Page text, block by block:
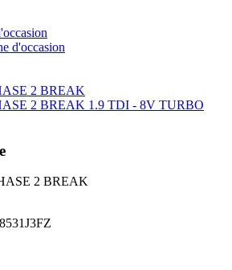
d'occasion
2 BREAK
2 BREAK 1.9 TDI - 8V TURBO
2 BREAK